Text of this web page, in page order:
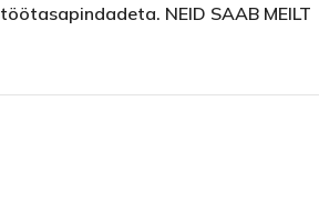
NEID SAAB MEILT